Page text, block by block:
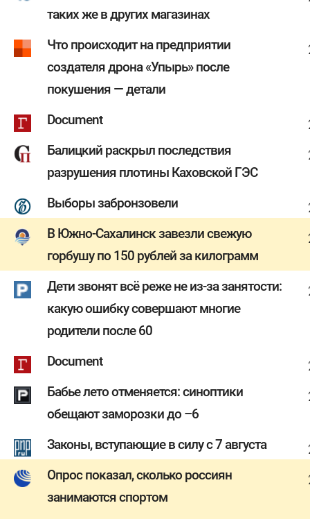
таких же в других магазинах
Что происходит на предприятии
создателя дрона «Упырь» после
покушения — детали
Document
Балицкий раскрыл последствия
разрушения плотины Каховской ГЭС
Выборы забронзовели
В Южно-Сахалинск завезли свежую
горбушу по 150 рублей за килограмм
Дети звонят всё реже не из-за занятости:
какую ошибку совершают многие
родители после 60
Document
Бабье лето отменяется: синоптики
обещают заморозки до –6
Законы, вступающие в силу с 7 августа
Опрос показал, сколько россиян
занимаются спортом